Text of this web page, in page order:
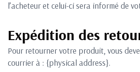
l’acheteur et celui-ci sera informé de
Expédition des
Pour retourner votre produit, vous
courrier à : {physical address}.